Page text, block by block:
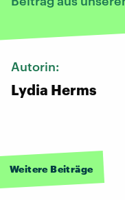
Autorin:
Lydia Herms
Weitere Beiträge